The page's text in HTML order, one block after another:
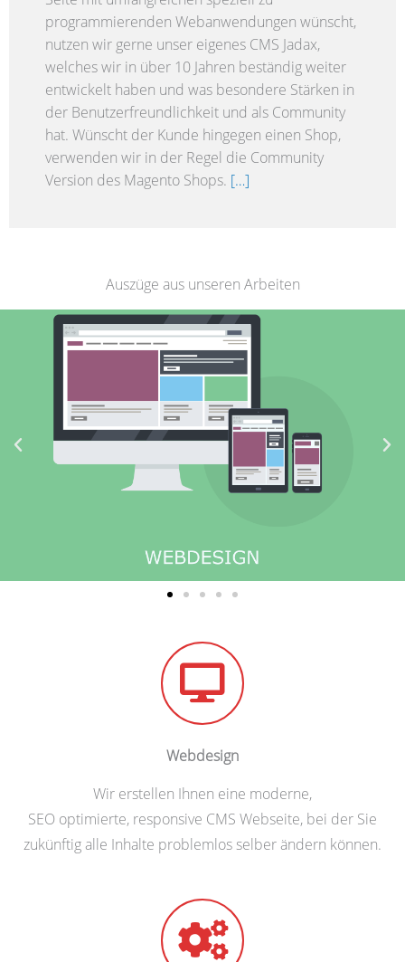
programmierenden Webanwendungen wünscht,
nutzen wir gerne unser eigenes CMS Jadax,
welches wir in über 10 Jahren beständig weiter
entwickelt haben und was besondere Stärken in
der Benutzerfreundlichkeit und als Community
hat. Wünscht der Kunde hingegen einen Shop,
verwenden wir in der Regel die Community
Version des Magento Shops. […]
Auszüge aus unseren Arbeiten
Webdesign
Wir erstellen Ihnen eine moderne,
SEO optimierte, responsive CMS Webseite, bei der Sie
zukünftig alle Inhalte problemlos selber ändern können.